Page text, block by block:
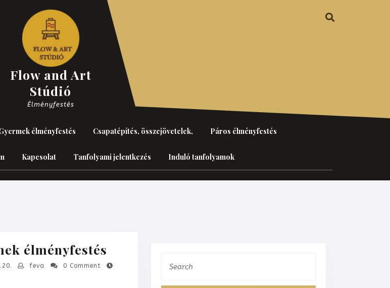
Flow and Art
Stúdió
Élményfestés
élményfestés Csapatépítés, összejövetelek, Páros élményfestés
Kapcsolat Tanfolyami jelentkezés Induló tanfolyamok
élményfestés
élményfestés
2022.04.20.
feva feva
0 Comment
for: